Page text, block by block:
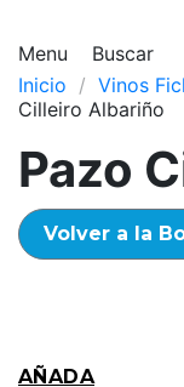
Menu
Buscar
Inicio
Vinos
Cilleiro Albariño
Pazo
Volver a la
AÑADA